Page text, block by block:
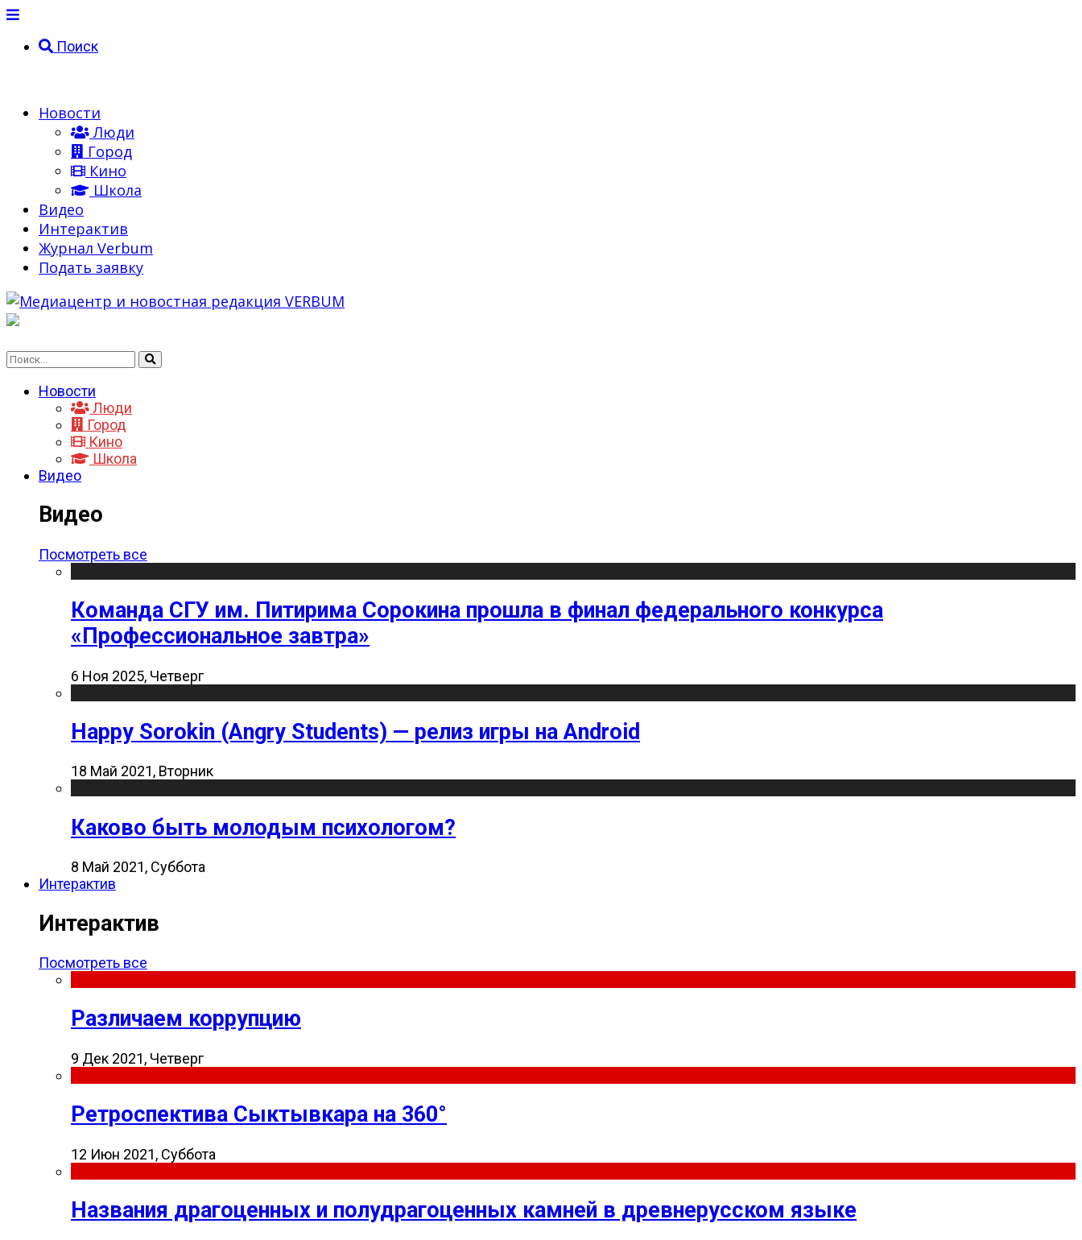
Поиск
Новости
Люди
Город
Кино
Школа
Видео
Интерактив
Журнал Verbum
Подать заявку
Новости
Люди
Город
Кино
Школа
Видео
Видео
Посмотреть все
Команда СГУ им. Питирима Сорокина прошла в финал федерального конкурса
«Профессиональное завтра»
6 Ноя 2025, Четверг
Happy Sorokin (Angry Students) — релиз игры на Android
18 Май 2021, Вторник
Каково быть молодым психологом?
8 Май 2021, Суббота
Интерактив
Интерактив
Посмотреть все
Различаем коррупцию
9 Дек 2021, Четверг
Ретроспектива Сыктывкара на 360°
12 Июн 2021, Суббота
Названия драгоценных и полудрагоценных камней в древнерусском языке